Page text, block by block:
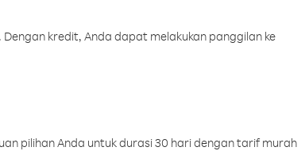
kredit, Anda dapat melakukan panggilan ke
pilihan Anda untuk durasi 30 hari dengan tarif murah